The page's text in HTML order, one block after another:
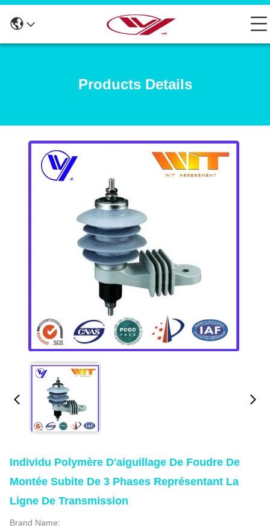
Products Details
Individu Polymère D'aiguillage De Foudre De
Montée Subite De 3 Phases Représentant La
Ligne De Transmission
Brand Name: